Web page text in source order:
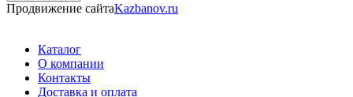
Продвижение сайтаKazbanov.ru
Каталог
О компании
Контакты
Доставка и оплата